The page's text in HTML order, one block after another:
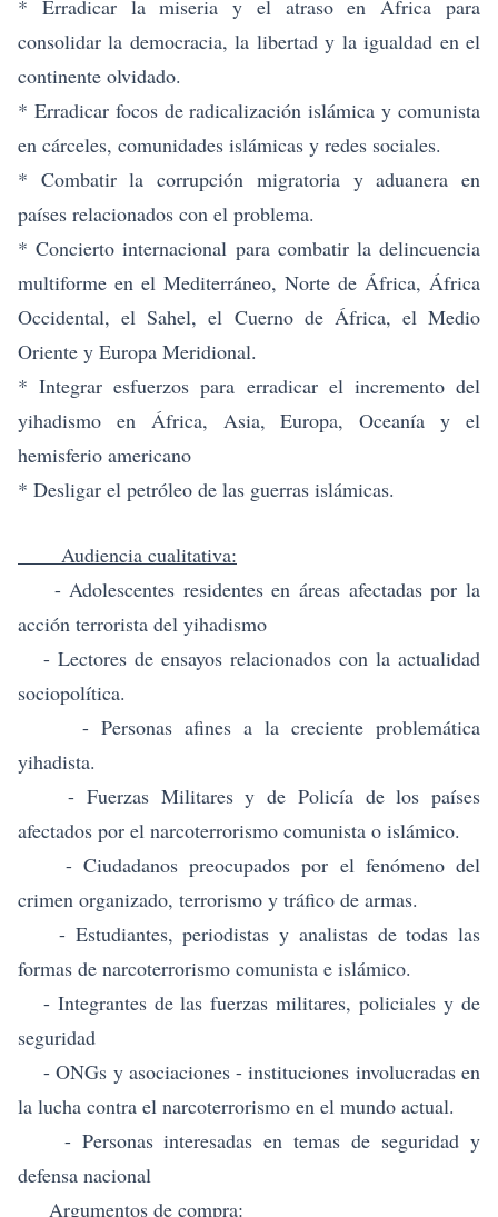
* Erradicar la miseria y el atraso en África para
consolidar la democracia, la libertad y la igualdad en el
continente olvidado.
* Erradicar focos de radicalización islámica y comunista
en cárceles, comunidades islámicas y redes sociales.
* Combatir la corrupción migratoria y aduanera en
países relacionados con el problema.
* Concierto internacional para combatir la delincuencia
multiforme en el Mediterráneo, Norte de África, África
Occidental, el Sahel, el Cuerno de África, el Medio
Oriente y Europa Meridional.
* Integrar esfuerzos para erradicar el incremento del
yihadismo en África, Asia, Europa, Oceanía y el
hemisferio americano
* Desligar el petróleo de las guerras islámicas.
Audiencia cualitativa:
- Adolescentes residentes en áreas afectadas por la
acción terrorista del yihadismo
- Lectores de ensayos relacionados con la actualidad
sociopolítica.
- Personas afines a la creciente problemática
yihadista.
- Fuerzas Militares y de Policía de los países
afectados por el narcoterrorismo comunista o islámico.
- Ciudadanos preocupados por el fenómeno del
crimen organizado, terrorismo y tráfico de armas.
- Estudiantes, periodistas y analistas de todas las
formas de narcoterrorismo comunista e islámico.
- Integrantes de las fuerzas militares, policiales y de
seguridad
- ONGs y asociaciones - instituciones involucradas en
la lucha contra el narcoterrorismo en el mundo actual.
- Personas interesadas en temas de seguridad y
defensa nacional
Argumentos de compra: